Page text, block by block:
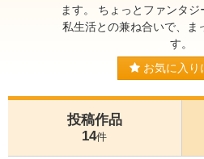
ます。 ちょっとファンタジ
私生活との兼ね合いで、ま
す。
お気に入り
投稿作品
14件